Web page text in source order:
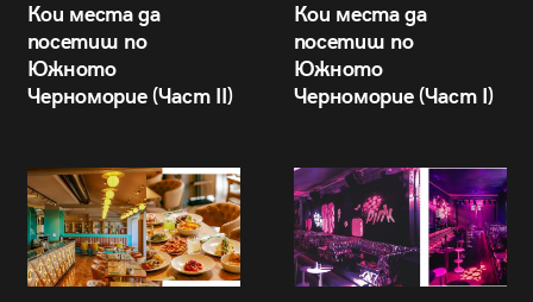
Кои места да
посетиш по
Южното
Черноморие (Част II)
Кои места да
посетиш по
Южното
Черноморие (Част I)